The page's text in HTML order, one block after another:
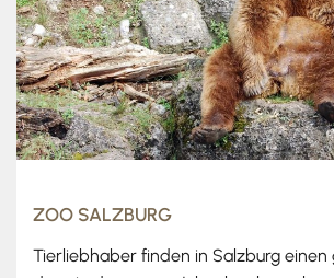
ZOO SALZBURG
Tierliebhaber finden in Salzburg einen